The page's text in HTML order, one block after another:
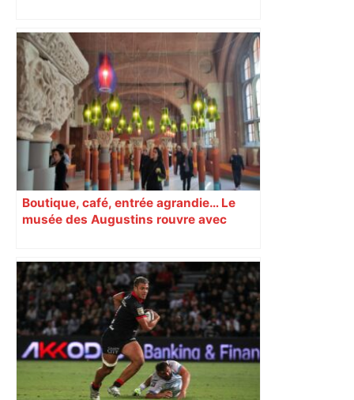
Boutique, café, entrée agrandie… Le
musée des Augustins rouvre avec